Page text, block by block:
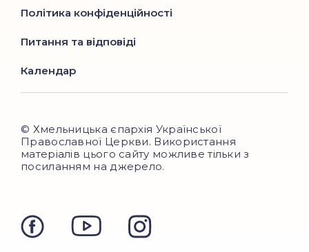
Політика конфіденційності
Питання та відповіді
Календар
© Хмельницька єпархія Української
Православної Церкви. Використання
матеріалів цього сайту можливе тільки з
посиланням на джерело.